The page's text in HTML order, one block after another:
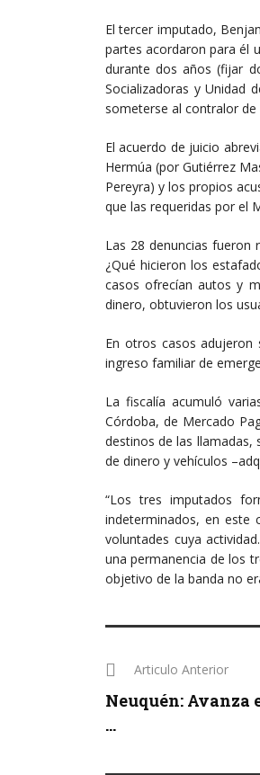
El tercer imputado,
partes acordaron para él
durante dos años (fijar
Socializadoras y Unidad
someterse al contralor
El acuerdo de juicio
Hermúa (por Gutiérrez
Pereyra) y los propios
que las requeridas por el
Las 28 denuncias fueron
¿Qué hicieron los
casos ofrecían autos y
dinero, obtuvieron los
En otros casos adujeron
ingreso familiar de
La fiscalía acumuló
Córdoba, de Mercado
destinos de las llamadas,
de dinero y vehículos
“Los tres imputados
indeterminados, en este
voluntades cuya
una permanencia de los
objetivo de la banda no
Articulo Anterior
Neuquén: Avanza
...